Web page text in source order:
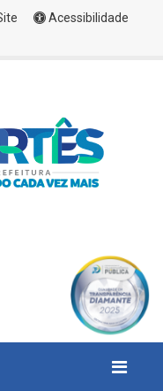
Acessibilidade